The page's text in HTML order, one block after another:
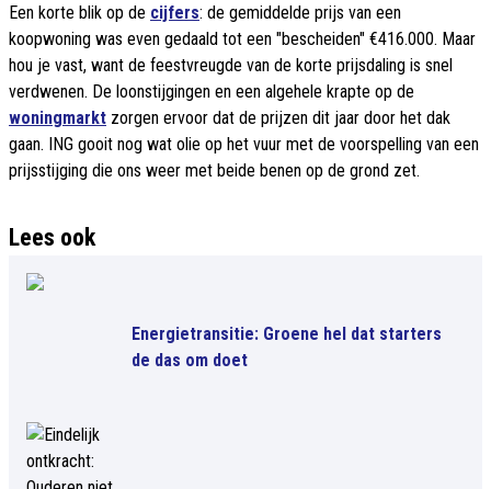
Een korte blik op de cijfers: de gemiddelde prijs van een
koopwoning was even gedaald tot een "bescheiden" €416.000. Maar
hou je vast, want de feestvreugde van de korte prijsdaling is snel
verdwenen. De loonstijgingen en een algehele krapte op de
woningmarkt zorgen ervoor dat de prijzen dit jaar door het dak
gaan. ING gooit nog wat olie op het vuur met de voorspelling van een
prijsstijging die ons weer met beide benen op de grond zet.
Lees ook
Energietransitie: Groene hel dat starters
de das om doet